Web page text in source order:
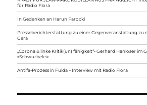
für Radio Flora
In Gedenken an Harun Farocki
Presseberichterstattung zu einer Gegenveranstaltung zu
Gera
„Corona & linke Kritik(un) fähigkeit“- Gerhard Hanloser im
»Schwurbelei«
Antifa-Prozess in Fulda – Interview mit Radio Flora